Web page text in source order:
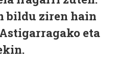
bildu ziren hain
eta